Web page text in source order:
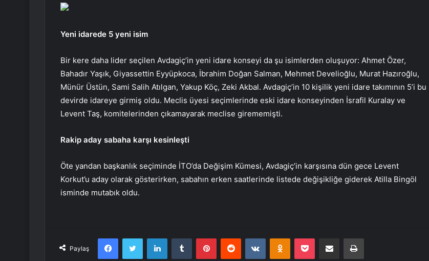
Yeni idarede 5 yeni isim
Bir kere daha lider seçilen Avdagiç’in yeni idare konseyi da şu isimlerden oluşuyor: Ahmet Özer,
Bahadır Yaşık, Giyassettin Eyyüpkoca, İbrahim Doğan Salman, Mehmet Develioğlu, Murat Hazıroğlu,
Münür Üstün, Sami Salih Atılgan, Yakup Köç, Zeki Akbal. Avdagiç’in 10 kişilik yeni idare takımının 5’i bu
devirde idareye girmiş oldu. Meclis üyesi seçimlerinde eski idare konseyinden İsrafil Kuralay ve
Levent Taş, komitelerinden çıkamayarak meclise girememişti.
Rakip aday sabaha karşı kesinleşti
Öte yandan başkanlık seçiminde İTO’da Değişim Kümesi, Avdagiç’in karşısına dün gece Levent
Korkut’u aday olarak gösterirken, sabahın erken saatlerinde listede değişikliğe giderek Atilla Bingöl
isminde mutabık oldu.
Paylaş
FacebookTwitter LinkedInTumblr PinterestReddit VKontakteOdnoklassniki
Pocket E-Posta ile paylaş Yazdır